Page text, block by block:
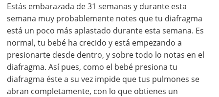
Estás embarazada de 31 semanas y durante esta
semana muy probablemente notes que tu diafragma
está un poco más aplastado durante esta semana. Es
normal, tu bebé ha crecido y está empezando a
presionarte desde dentro, y sobre todo lo notas en el
diafragma. Así pues, como el bebé presiona tu
diafragma éste a su vez impide que tus pulmones se
abran completamente, con lo que obtienes un